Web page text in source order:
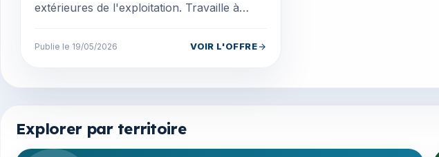
extérieures de l'exploitation. Travaille à
les...
Publie le 19/05/2026 VOIR L'OFFRE
Explorer par territoire